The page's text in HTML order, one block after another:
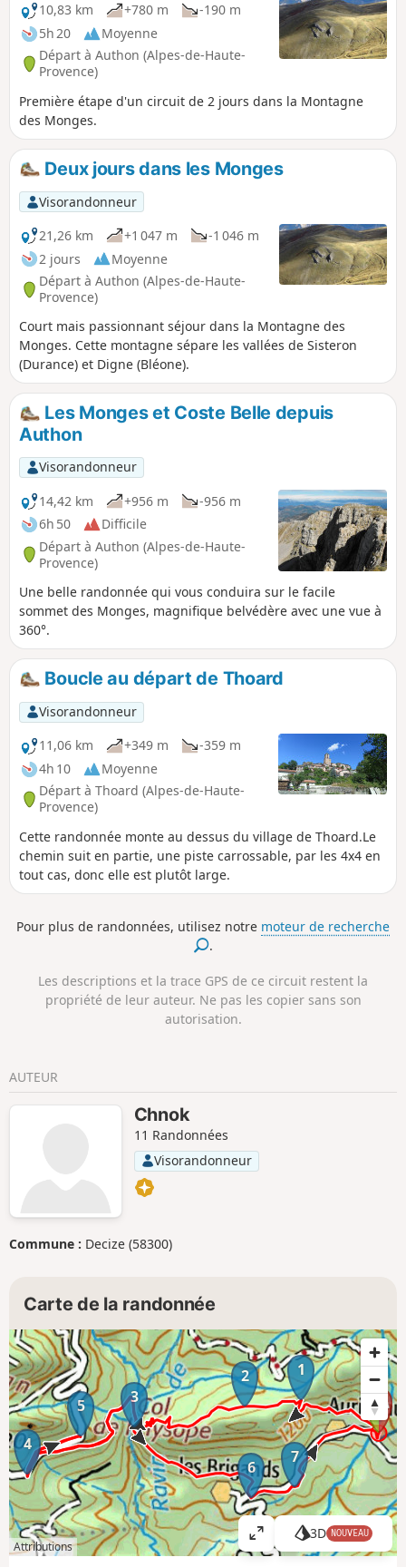
10,83 km
+780 m
-190 m
5h 20
Moyenne
Départ à Authon (Alpes-de-Haute-
Provence)
Première étape d'un circuit de 2 jours dans la Montagne
des Monges.
Deux jours dans les Monges
Visorandonneur
21,26 km
+1 047 m
-1 046 m
2 jours
Moyenne
Départ à Authon (Alpes-de-Haute-
Provence)
Court mais passionnant séjour dans la Montagne des
Monges. Cette montagne sépare les vallées de Sisteron
(Durance) et Digne (Bléone).
Les Monges et Coste Belle depuis
Authon
Visorandonneur
14,42 km
+956 m
-956 m
6h 50
Difficile
Départ à Authon (Alpes-de-Haute-
Provence)
Une belle randonnée qui vous conduira sur le facile
sommet des Monges, magnifique belvédère avec une vue à
360°.
Boucle au départ de Thoard
Visorandonneur
11,06 km
+349 m
-359 m
4h 10
Moyenne
Départ à Thoard (Alpes-de-Haute-
Provence)
Cette randonnée monte au dessus du village de Thoard.Le
chemin suit en partie, une piste carrossable, par les 4x4 en
tout cas, donc elle est plutôt large.
Pour plus de randonnées, utilisez notre moteur de recherche
.
Les descriptions et la trace GPS de ce circuit restent la
propriété de leur auteur. Ne pas les copier sans son
autorisation.
AUTEUR
Chnok
11 Randonnées
Visorandonneur
Commune : Decize (58300)
Carte de la randonnée
1
2
3
4
5
6
7
Attributions
A
ff
3D NOUVEAU